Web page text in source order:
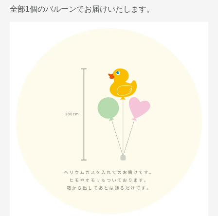
全部1個のバルーンでお届けいたします。